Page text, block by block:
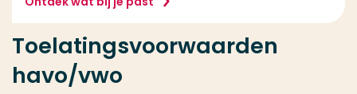
Toelatingsvoorwaarden
havo/vwo